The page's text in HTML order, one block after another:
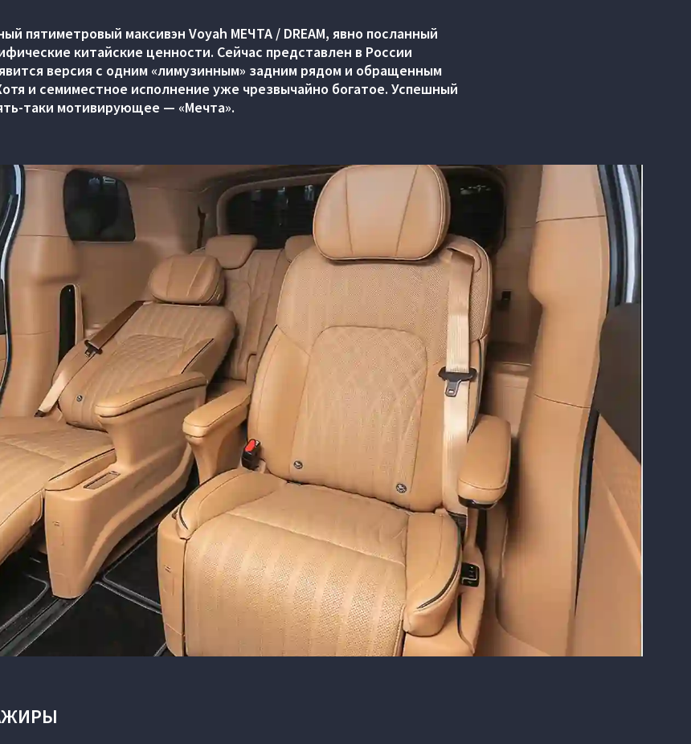
пятиметровый максивэн Voyah МЕЧТА / DREAM, явно посланный
китайские ценности. Сейчас представлен в России
версия с одним «лимузинным» задним рядом и обращенным
и семиместное исполнение уже чрезвычайно богатое. Успешный
таки мотивирующее — «Мечта».